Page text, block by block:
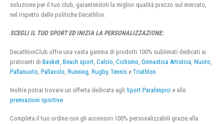
soluzione per il tuo club, garantendoti la miglior qualità prezzo sul mercato,
nel rispetto delle politiche Decathlon.
SCEGLI IL TUO SPORT ED INIZIA LA PERSONALIZZAZIONE:
DecathlonClub offre una vasta gamma di prodotti 100% sublimati dedicati ai
praticanti di Basket Beach sport Calcio Ciclismo Ginnastica Artistica Nuoto
Pallanuoto Pallavolo Running Rugby, Tennis e Triathlon
Inoltre potrai trovare un offerta dedicata agli Sport Paralimpici e alle
premiazioni sportive
Completa il tuo ordine con gli accessori 100% personalizzabili grazie alla